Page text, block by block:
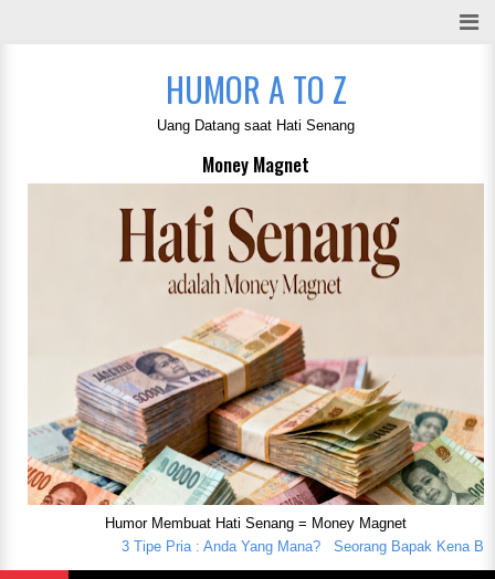
HUMOR A TO Z
Uang Datang saat Hati Senang
Money Magnet
Humor Membuat Hati Senang = Money Magnet
3 Tipe Pria : Anda Yang Mana?
Seorang Bapak Kena Batunya